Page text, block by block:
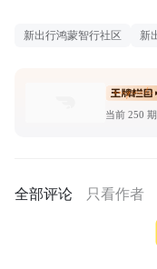
新出行鸿蒙智行社区 新
当前 250
全部评论 只看作者